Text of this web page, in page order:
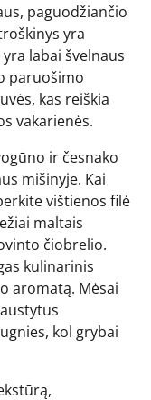
paguodžiančio
yra
labai švelnaus
paruošimo
kas reiškia
vakarienės.
ir česnako
mišinyje. Kai
vištienos filė
maltais
čiobrelio.
kulinarinis
aromatą. Mėsai
kol grybai